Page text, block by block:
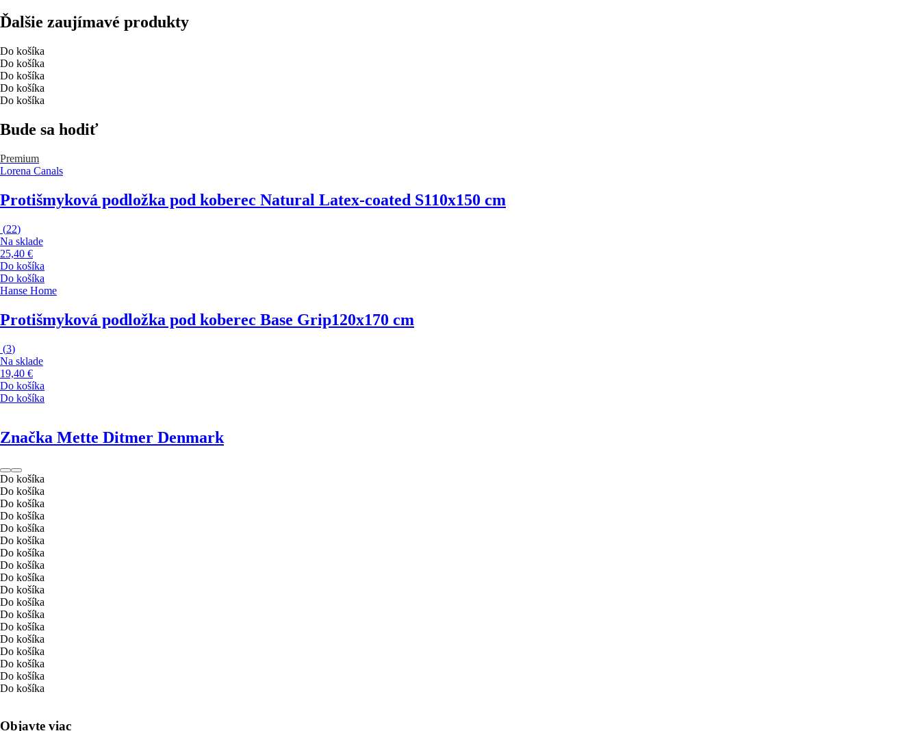
Ďalšie zaujímavé produkty
Do košíka
Do košíka
Do košíka
Do košíka
Do košíka
Bude sa hodiť
Premium
Lorena Canals
Protišmyková podložka pod koberec Natural Latex-coated S110x150 cm
(22)
Na sklade
25,40 €
Do košíka
Do košíka
Hanse Home
Protišmyková podložka pod koberec Base Grip120x170 cm
(3)
Na sklade
19,40 €
Do košíka
Do košíka
Značka Mette Ditmer Denmark
Do košíka
Do košíka
Do košíka
Do košíka
Do košíka
Do košíka
Do košíka
Do košíka
Do košíka
Do košíka
Do košíka
Do košíka
Do košíka
Do košíka
Do košíka
Do košíka
Do košíka
Do košíka
Objavte viac